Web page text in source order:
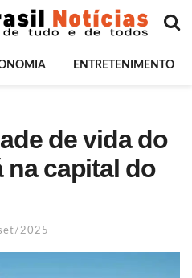
ENTRETENIMENTO
de vida do
na capital do
2025